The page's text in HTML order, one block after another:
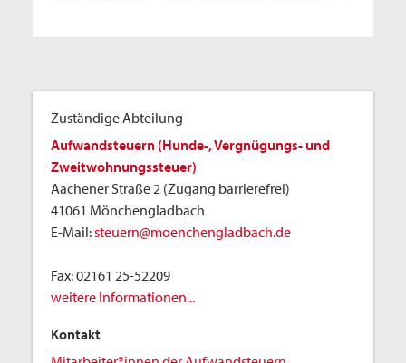
Zuständige Abteilung
Aufwandsteuern (Hunde-, Vergnügungs- und
Zweitwohnungssteuer)
Aachener Straße 2 (Zugang barrierefrei)
41061 Mönchengladbach
E-Mail:steuern@moenchengladbach.de
Fax:02161 25-52209
weitere Informationen...
Kontakt